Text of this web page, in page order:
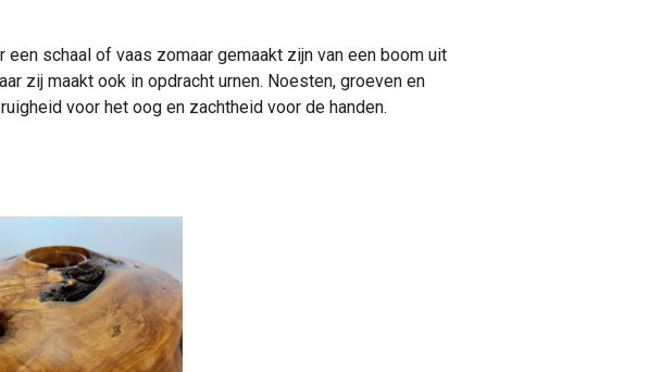
schaal of vaas zomaar gemaakt zijn van een boom uit
zij maakt ook in opdracht urnen. Noesten, groeven en
voor het oog en zachtheid voor de handen.